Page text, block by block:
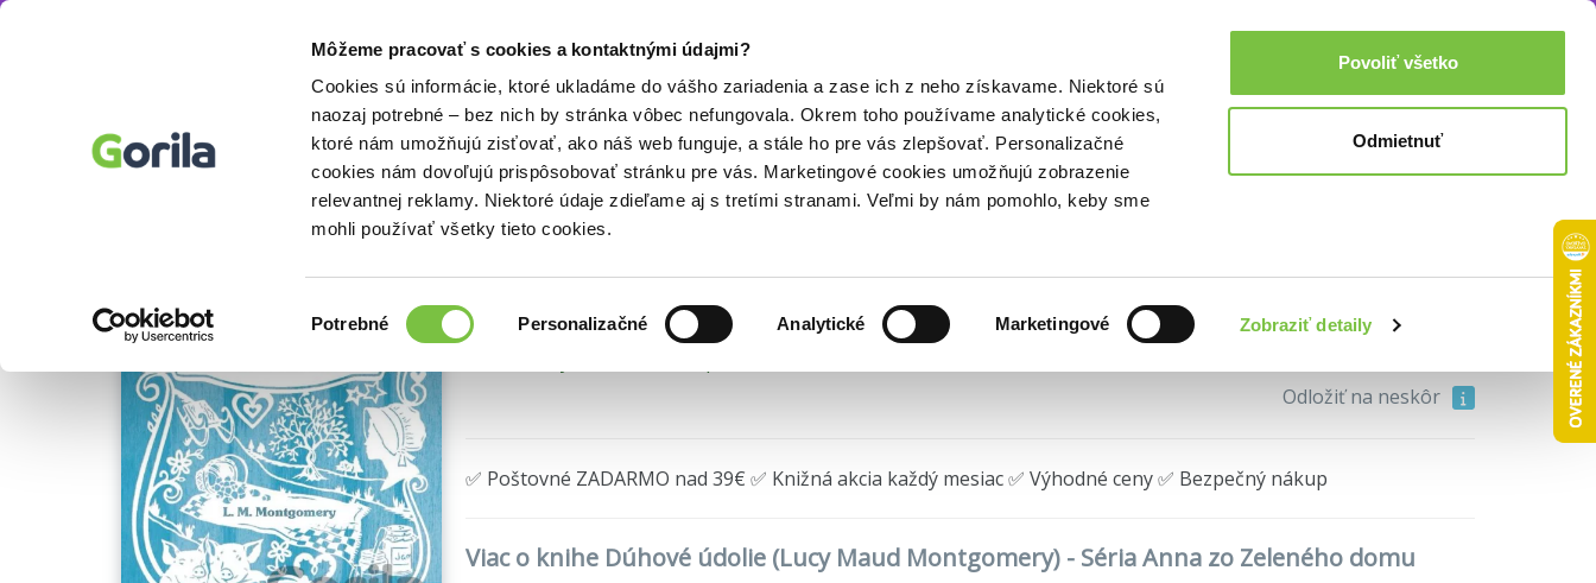
Môžeme pracovať s cookies a kontaktnými údajmi?
Cookies sú informácie, ktoré ukladáme do vášho zariadenia a zase ich z neho získavame. Niektoré sú
naozaj potrebné – bez nich by stránka vôbec nefungovala. Okrem toho používame analytické cookies,
ktoré nám umožňujú zisťovať, ako náš web funguje, a stále ho pre vás zlepšovať. Personalizačné
cookies nám dovoľujú prispôsobovať stránku pre vás. Marketingové cookies umožňujú zobrazenie
relevantnej reklamy. Niektoré údaje zdieľame aj s tretími stranami. Veľmi by nám pomohlo, keby sme
mohli používať všetky tieto cookies.
súhlasu
Potrebné Personalizačné Analytické Marketingové Zobraziť detaily
Povoliť všetko
Odmietnuť
Doplnky Prihlásenie 0,00€
Knihy pre deti a mládež Beletria pre deti Rozprávkové knihy pre deti Akcie a zľavy
Ukážka Dúhové údolie
Lucy Maud Montgomery
9,60€ Do košíka
Odložiť na neskôr
✅ Poštovné ZADARMO nad 39€ ✅ Knižná akcia každý mesiac ✅ Výhodné ceny ✅ Bezpečný nákup
Viac o knihe Dúhové údolie (Lucy Maud Montgomery) - Séria Anna zo Zeleného domu